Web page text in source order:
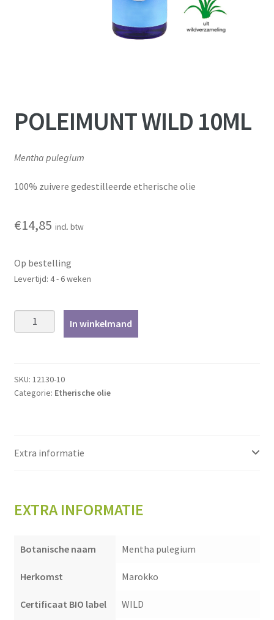
POLEIMUNT WILD 10ML
Mentha pulegium
100% zuivere gedestilleerde etherische olie
€14,85 incl. btw
Op bestelling
Levertijd: 4 - 6 weken
Munt,
polei
aantal
In winkelmand
SKU: 12130-10
Categorie: Etherische olie
Extra informatie
EXTRA INFORMATIE
Botanische naam Mentha pulegium
Herkomst Marokko
Certificaat BIO label WILD